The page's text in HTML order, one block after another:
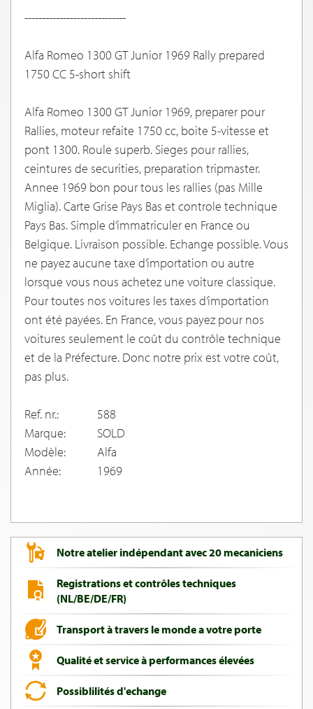
-----------------------------
Alfa Romeo 1300 GT Junior 1969 Rally prepared
1750 CC 5-short shift
Alfa Romeo 1300 GT Junior 1969, preparer pour
Rallies, moteur refaite 1750 cc, boite 5-vitesse et
pont 1300. Roule superb. Sieges pour rallies,
ceintures de securities, preparation tripmaster.
Annee 1969 bon pour tous les rallies (pas Mille
Miglia). Carte Grise Pays Bas et controle technique
Pays Bas. Simple d’immatriculer en France ou
Belgique. Livraison possible. Echange possible. Vous
ne payez aucune taxe d’importation ou autre
lorsque vous nous achetez une voiture classique.
Pour toutes nos voitures les taxes d’importation
ont été payées. En France, vous payez pour nos
voitures seulement le coût du contrôle technique
et de la Préfecture. Donc notre prix est votre coût,
pas plus.
Ref. nr.:
588
Marque:
SOLD
Modèle:
Alfa
Année:
1969
Notre atelier indépendant avec 20 mecaniciens
Registrations et contrôles techniques
(NL/BE/DE/FR)
Transport à travers le monde a votre porte
Qualité et service à performances élevées
Possiblilités d'echange